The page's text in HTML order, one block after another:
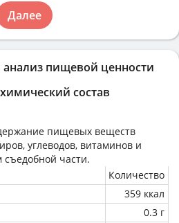
пищевой ценности
состав
пищевых веществ
углеводов, витаминов и
съедобной части.
Количество
359 ккал
0.3 г
Далее